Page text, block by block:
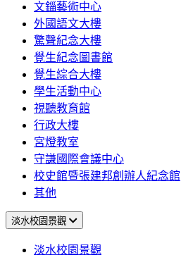
文錙藝術中心
外國語文大樓
驚聲紀念大樓
覺生紀念圖書館
覺生綜合大樓
學生活動中心
視聽教育館
行政大樓
宮燈教室
守謙國際會議中心
校史館暨張建邦創辦人紀念館
其他
淡水校園景觀
淡水校園景觀